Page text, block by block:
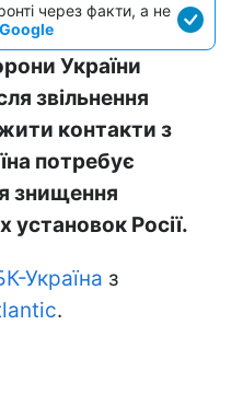
через факти, а не
України
звільнення
контакти з
потребує
знищення
установок Росії.
Україна з
.